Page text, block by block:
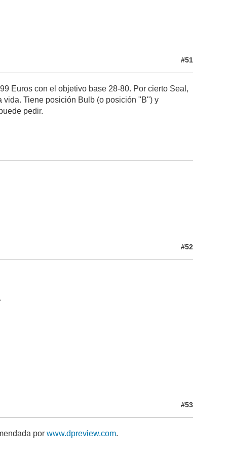
#51
Euros con el objetivo base 28-80. Por cierto Seal,
Tiene posición Bulb (o posición "B") y
pedir.
#52
#53
porwww.dpreview.com.